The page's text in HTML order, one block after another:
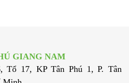
GIANG NAM
Tổ 17, KP Tân Phú 1, P. Tân